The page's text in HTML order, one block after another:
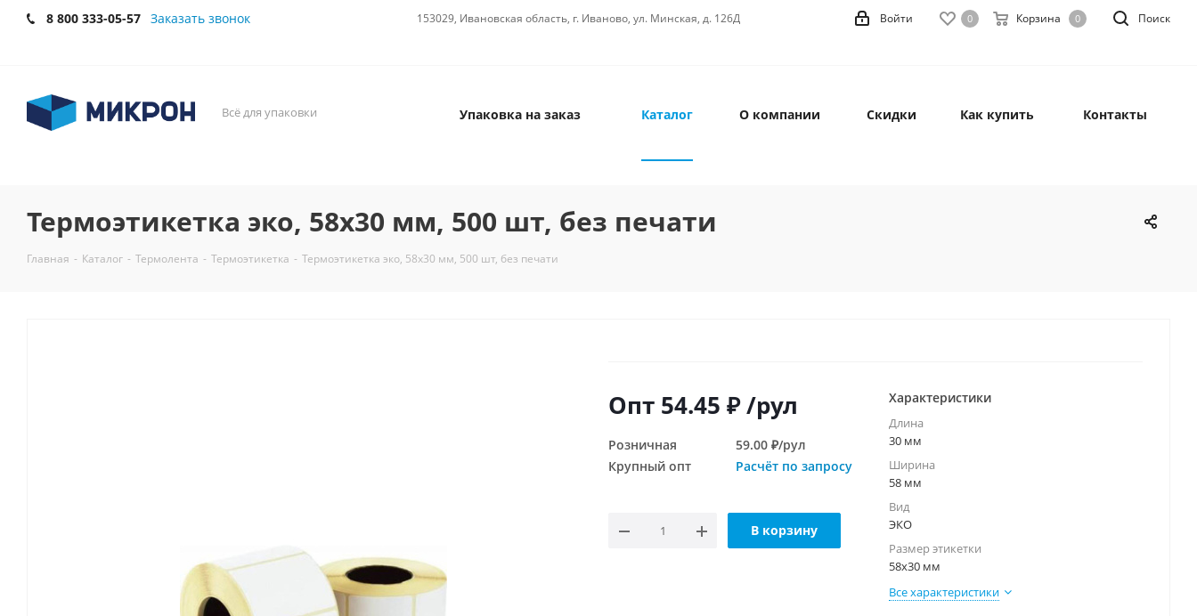
8 800 333-05-57 Заказать звонок 153029, Ивановская область, г. Иваново, ул. Минская, д. 126Д Поиск
0 Корзина 0
Войти
Всё для упаковки Упаковка на заказ Каталог О компании Скидки Как купить Контакты
Термоэтикетка эко, 58х30 мм, 500 шт, без печати
Главная - Каталог - Термолента - Термоэтикетка - Термоэтикетка эко, 58х30 мм, 500 шт, без печати
Опт 54.45 ₽/рул
Розничная
59.00 ₽/рул
Крупный опт
Расчёт по запросу
В корзину
Характеристики
Длина
30 мм
Ширина
58 мм
Вид
ЭКО
Размер этикетки
58х30 мм
Все характеристики